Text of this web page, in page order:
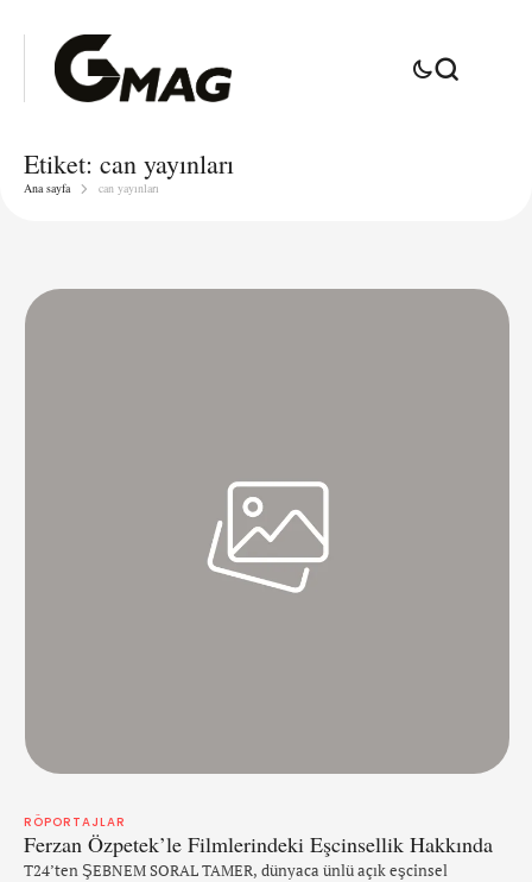
Etiket: can yayınları
Ana sayfa can yayınları
RÖPORTAJLAR
Ferzan Özpetek’le Filmlerindeki Eşcinsellik Hakkında
T24’ten ŞEBNEM SORAL TAMER, dünyaca ünlü açık eşcinsel